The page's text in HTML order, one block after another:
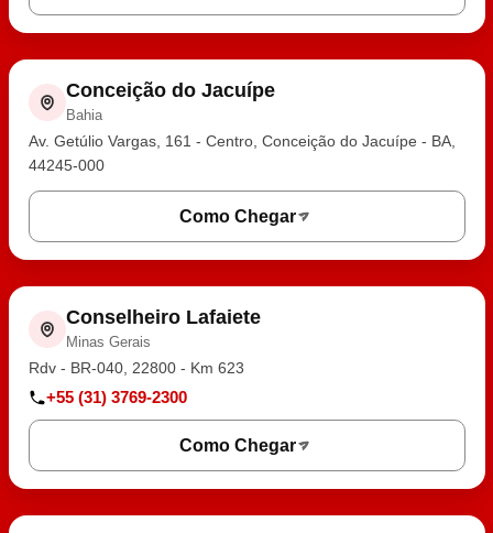
Conceição do Jacuípe
Bahia
Av. Getúlio Vargas, 161 - Centro, Conceição do Jacuípe - BA,
44245-000
Como Chegar
Conselheiro Lafaiete
Minas Gerais
Rdv - BR-040, 22800 - Km 623
+55 (31) 3769-2300
Como Chegar